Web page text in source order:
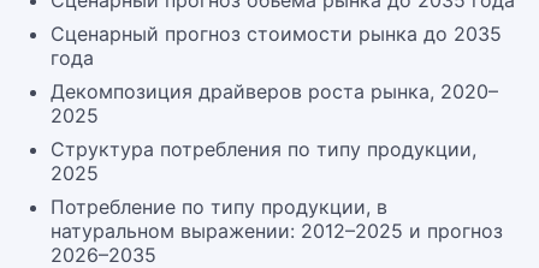
Сценарный прогноз стоимости рынка до 2035
года
Декомпозиция драйверов роста рынка, 2020–
2025
Структура потребления по типу продукции,
2025
Потребление по типу продукции, в
натуральном выражении: 2012–2025 и прогноз
2026–2035